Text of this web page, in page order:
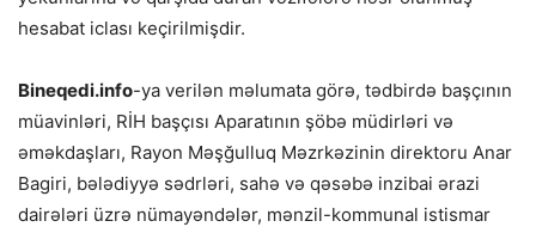
hesabat iclası keçirilmişdir.
Bineqedi.info-ya verilən məlumata görə, tədbirdə başçının
müavinləri, RİH başçısı Aparatının şöbə müdirləri və
əməkdaşları, Rayon Məşğulluq Məzrkəzinin direktoru Anar
Bagiri, bələdiyyə sədrləri, sahə və qəsəbə inzibai ərazi
dairələri üzrə nümayəndələr, mənzil-kommunal istismar